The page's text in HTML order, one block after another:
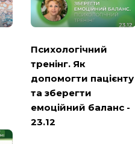
Психологічний
тренінг. Як
допомогти пацієнту
та зберегти
емоційний баланс -
23.12